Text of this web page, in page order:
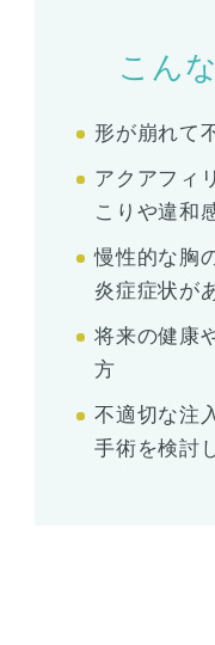
こん
形が崩れて
アクアフィ
こりや違和
慢性的な胸
炎症症状が
将来の健康
方
不適切な注
手術を検討